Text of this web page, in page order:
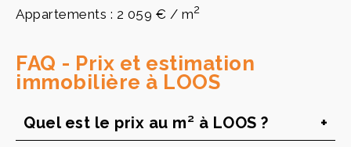
Appartements : 2 059 € / m2
FAQ - Prix et estimation
immobilière à LOOS
Quel est le prix au m² à LOOS ?